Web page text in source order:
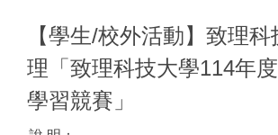
【學生/校外活動】致理
理「致理科技大學114年
學習競賽」